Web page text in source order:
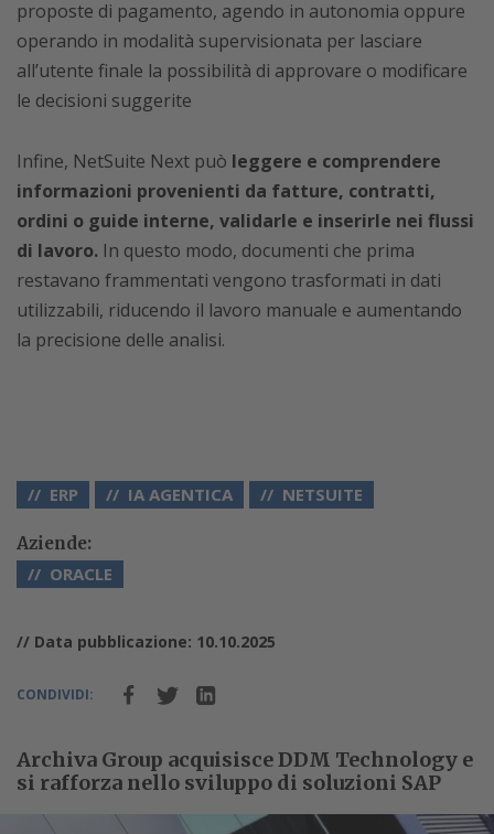
proposte di pagamento, agendo in autonomia oppure
operando in modalità supervisionata per lasciare
all’utente finale la possibilità di approvare o modificare
le decisioni suggerite
Infine, NetSuite Next può leggere e comprendere
informazioni provenienti da fatture, contratti,
ordini o guide interne, validarle e inserirle nei flussi
di lavoro. In questo modo, documenti che prima
restavano frammentati vengono trasformati in dati
utilizzabili, riducendo il lavoro manuale e aumentando
la precisione delle analisi.
ERP IA AGENTICA NETSUITE
Aziende:
ORACLE
// Data pubblicazione: 10.10.2025
CONDIVIDI:
Archiva Group acquisisce DDM Technology e
si rafforza nello sviluppo di soluzioni SAP